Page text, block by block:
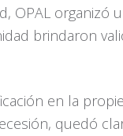
OPAL organizó
brindaron
en la
quedó